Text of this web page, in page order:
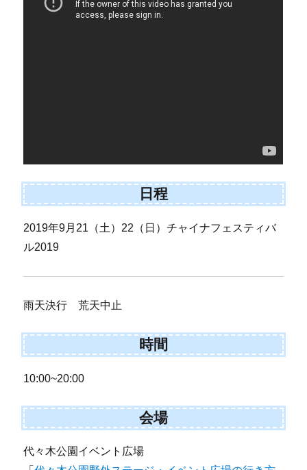
日程
2019年9月21（土）22（日）チャイナフェスティバ
ル2019
雨天決行 荒天中止
時間
10:00~20:00
会場
代々木公園イベント広場